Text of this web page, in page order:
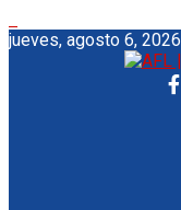
jueves, agosto 6, 2026